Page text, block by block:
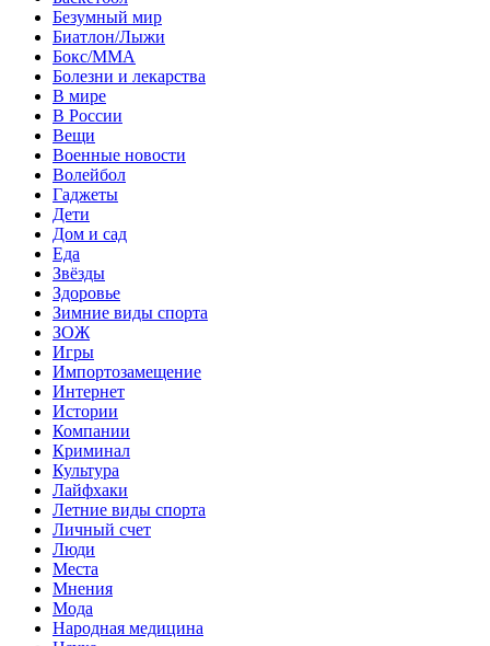
Безумный мир
Биатлон/Лыжи
Бокс/MMA
Болезни и лекарства
В мире
В России
Вещи
Военные новости
Волейбол
Гаджеты
Дети
Дом и сад
Еда
Звёзды
Здоровье
Зимние виды спорта
ЗОЖ
Игры
Импортозамещение
Интернет
Истории
Компании
Криминал
Культура
Лайфхаки
Летние виды спорта
Личный счет
Люди
Места
Мнения
Мода
Народная медицина